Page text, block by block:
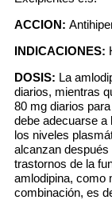
ACCION:
INDICACIONES:
DOSIS: La
diarios, mientras
80 mg diarios
debe adecuarse a
los niveles
alcanzan
trastornos de la
amlodipina, como
combinación, es